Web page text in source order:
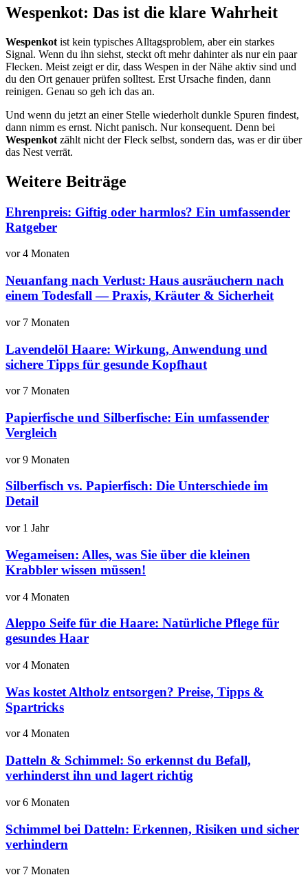
Wespenkot: Das ist die klare Wahrheit
Wespenkot ist kein typisches Alltagsproblem, aber ein starkes
Signal. Wenn du ihn siehst, steckt oft mehr dahinter als nur ein paar
Flecken. Meist zeigt er dir, dass Wespen in der Nähe aktiv sind und
du den Ort genauer prüfen solltest. Erst Ursache finden, dann
reinigen. Genau so geh ich das an.
Und wenn du jetzt an einer Stelle wiederholt dunkle Spuren findest,
dann nimm es ernst. Nicht panisch. Nur konsequent. Denn bei
Wespenkot zählt nicht der Fleck selbst, sondern das, was er dir über
das Nest verrät.
Weitere Beiträge
Ehrenpreis: Giftig oder harmlos? Ein umfassender
Ratgeber
vor 4 Monaten
Neuanfang nach Verlust: Haus ausräuchern nach
einem Todesfall — Praxis, Kräuter & Sicherheit
vor 7 Monaten
Lavendelöl Haare: Wirkung, Anwendung und
sichere Tipps für gesunde Kopfhaut
vor 7 Monaten
Papierfische und Silberfische: Ein umfassender
Vergleich
vor 9 Monaten
Silberfisch vs. Papierfisch: Die Unterschiede im
Detail
vor 1 Jahr
Wegameisen: Alles, was Sie über die kleinen
Krabbler wissen müssen!
vor 4 Monaten
Aleppo Seife für die Haare: Natürliche Pflege für
gesundes Haar
vor 4 Monaten
Was kostet Altholz entsorgen? Preise, Tipps &
Spartricks
vor 4 Monaten
Datteln & Schimmel: So erkennst du Befall,
verhinderst ihn und lagert richtig
vor 6 Monaten
Schimmel bei Datteln: Erkennen, Risiken und sicher
verhindern
vor 7 Monaten